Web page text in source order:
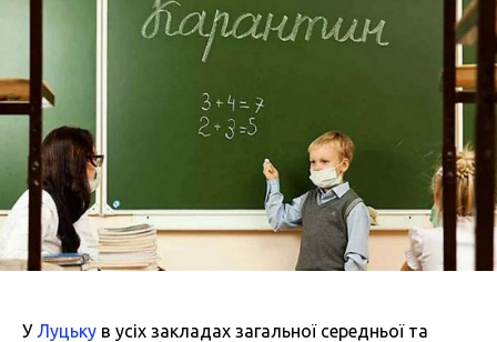
УЛуцьку в усіх закладах загальної середньої та